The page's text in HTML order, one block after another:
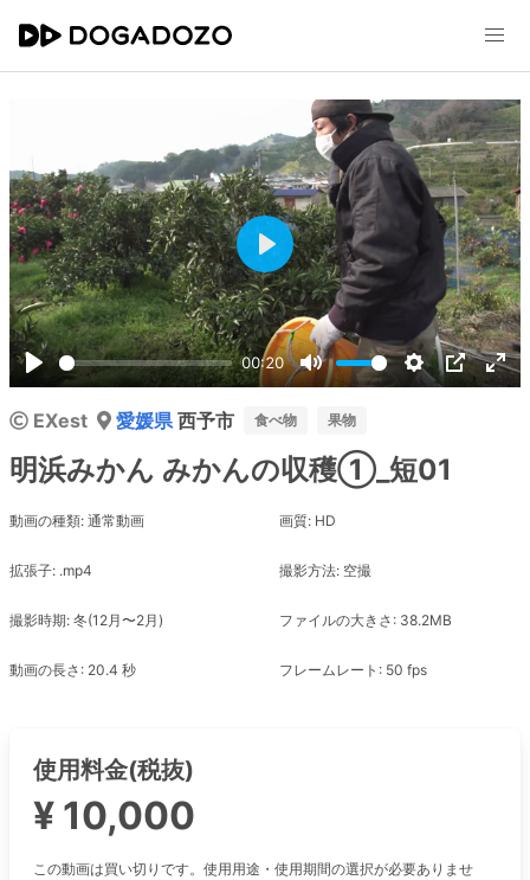
Play
00:20
Mute Settings
PIP
Play
EXest 愛媛県西予市 食べ物 果物
明浜みかん みかんの収穫①_短01
動画の種類: 通常動画 画質: HD
拡張子: .mp4 撮影方法: 空撮
撮影時期: 冬(12月〜2月) ファイルの大きさ: 38.2MB
動画の長さ: 20.4 秒 フレームレート: 50 fps
使用料金(税抜)
¥ 10,000
この動画は買い切りです。使用用途・使用期間の選択が必要ありませ